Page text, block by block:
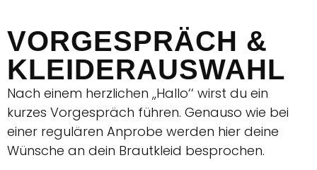
VORGESPRÄCH &
KLEIDERAUSWAHL
Nach einem herzlichen ,,Hallo‘‘ wirst du ein
kurzes Vorgespräch führen. Genauso wie bei
einer regulären Anprobe werden hier deine
Wünsche an dein Brautkleid besprochen.